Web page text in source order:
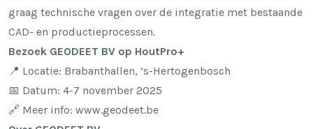
graag technische vragen over de integratie met bestaande
CAD- en productieprocessen.
Bezoek GEODEET BV op HoutPro+
📍 Locatie: Brabanthallen, ’s-Hertogenbosch
📅 Datum: 4-7 november 2025
🔗 Meer info: www.geodeet.be